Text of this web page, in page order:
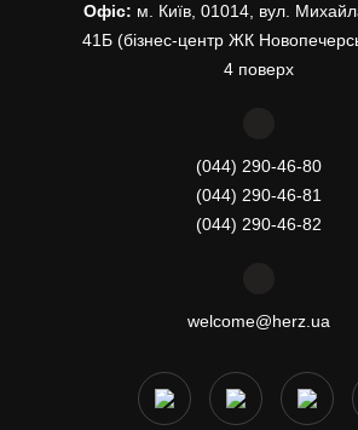
Офіс: м. Київ, 01014, вул.
41Б (бізнес-центр ЖК
4 поверх
(044) 290-46-80
(044) 290-46-81
(044) 290-46-82
welcome@herz.ua